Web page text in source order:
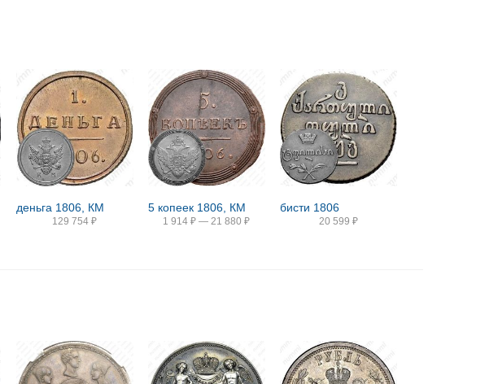
деньга 1806, КМ
129 754 ₽
5 копеек 1806, КМ
1 914 ₽ — 21 880 ₽
бисти 1806
20 599 ₽